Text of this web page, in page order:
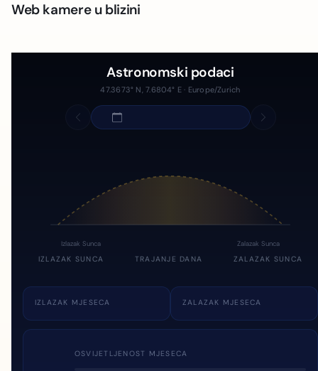
Web kamere u blizini
Astronomski podaci
47.3673° N, 7.6804° E · Europe/Zurich
Izlazak Sunca Zalazak Sunca
IZLAZAK SUNCA TRAJANJE DANA ZALAZAK SUNCA
IZLAZAK MJESECA ZALAZAK MJESECA
OSVIJETLJENOST MJESECA